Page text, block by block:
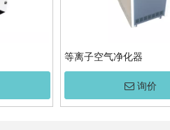
等离子空气净化器
询价